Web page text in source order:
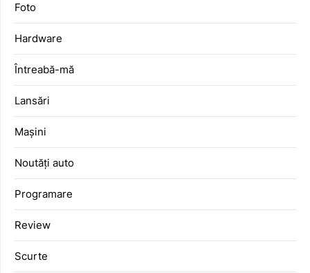
Foto
Hardware
Întreabă-mă
Lansări
Mașini
Noutăți auto
Programare
Review
Scurte